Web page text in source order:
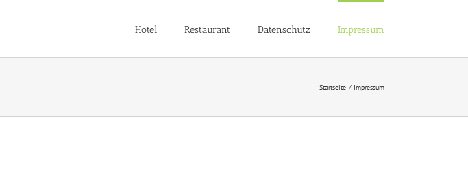
Hotel Restaurant Datenschutz Impressum
Startseite Impressum